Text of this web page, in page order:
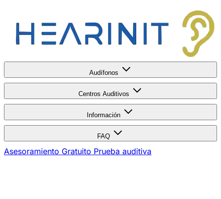
Audífonos
Centros Auditivos
Información
FAQ
Asesoramiento Gratuito Prueba auditiva